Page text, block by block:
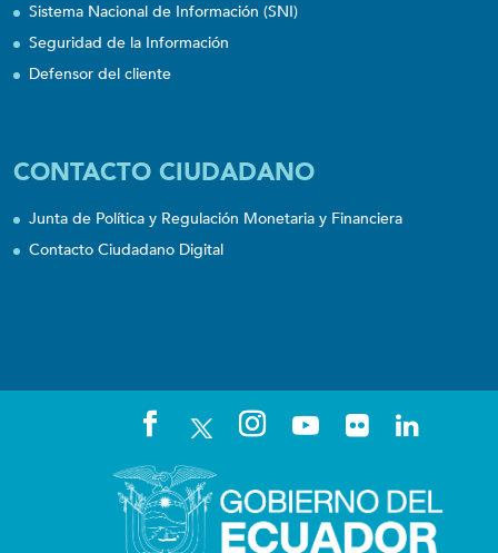
Sistema Nacional de Información (SNI)
Seguridad de la Información
Defensor del cliente
CONTACTO CIUDADANO
Junta de Política y Regulación Monetaria y Financiera
Contacto Ciudadano Digital